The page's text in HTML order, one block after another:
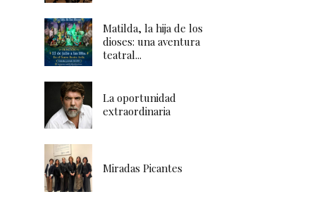
Matilda, la hija de los
dioses: una aventura
teatral...
La oportunidad
extraordinaria
Miradas Picantes